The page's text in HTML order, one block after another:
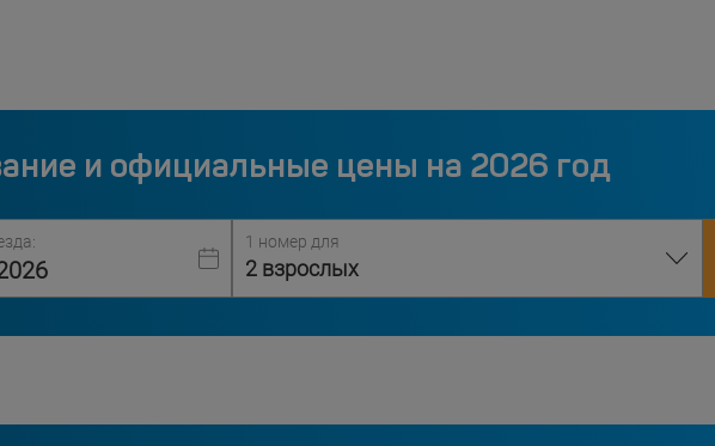
и официальные цены на 2026 год
1 номер для
2 взрослых